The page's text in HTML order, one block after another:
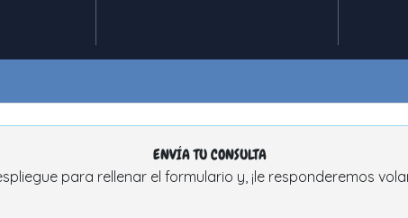
ENVÍA TU CONSULTA
para rellenar el formulario y, ¡le responderemos